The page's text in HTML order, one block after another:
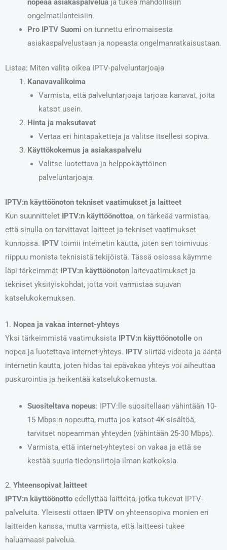
nopeaa asiakaspalveluaja tukea mahdollisiin
ongelmatilanteisiin.
Pro IPTV Suomi on tunnettu erinomaisesta
asiakaspalvelustaan ja nopeasta ongelmanratkaisustaan.
Listaa: Miten valita oikea IPTV-palveluntarjoaja
Kanavavalikoima
Varmista, että palveluntarjoaja tarjoaa kanavat, joita
katsot usein.
Hinta ja maksutavat
Vertaa eri hintapaketteja ja valitse itsellesi sopiva.
Käyttökokemus ja asiakaspalvelu
Valitse luotettava ja helppokäyttöinen
palveluntarjoaja.
IPTV:n käyttöönoton tekniset vaatimukset ja laitteet
Kun suunnittelet IPTV:n käyttöönottoa, on tärkeää varmistaa,
että sinulla on tarvittavat laitteet ja tekniset vaatimukset
kunnossa. IPTV toimii internetin kautta, joten sen toimivuus
riippuu monista teknisistä tekijöistä. Tässä osiossa käymme
läpi tärkeimmät IPTV:n käyttöönoton laitevaatimukset ja
tekniset yksityiskohdat, jotta voit varmistaa sujuvan
katselukokemuksen.
1. Nopea ja vakaa internet-yhteys
Yksi tärkeimmistä vaatimuksista IPTV:n käyttöönotolle on
nopea ja luotettava internet-yhteys. IPTV siirtää videota ja ääntä
internetin kautta, joten hidas tai epävakaa yhteys voi aiheuttaa
puskurointia ja heikentää katselukokemusta.
Suositeltava nopeus: IPTV:lle suositellaan vähintään 10-
15 Mbps:n nopeutta, mutta jos katsot 4K-sisältöä,
tarvitset nopeamman yhteyden (vähintään 25-30 Mbps).
Varmista, että internet-yhteytesi on vakaa ja että se
kestää suuria tiedonsiirtoja ilman katkoksia.
2. Yhteensopivat laitteet
IPTV:n käyttöönotto edellyttää laitteita, jotka tukevat IPTV-
palveluita. Yleisesti ottaen
IPTV on yhteensopiva monien eri
laitteiden kanssa, mutta varmista, että laitteesi tukee
haluamaasi palvelua.